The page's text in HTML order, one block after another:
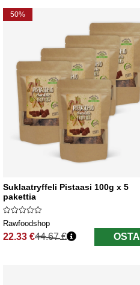
50%
Suklaatryffeli Pistaasi 100g x 5
pakettia
Rawfoodshop
22.33 €
Normaali hinta
44.67 € OSTA